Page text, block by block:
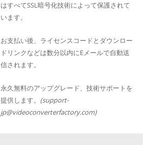
はすべてSSL暗号化技術によって保護されて
います。
お支払い後、ライセンスコードとダウンロー
ドリンクなどは数分以内にEメールで自動送
信されます。
永久無料のアップグレード、技術サポートを
提供します。 (support-
jp@videoconverterfactory.com)